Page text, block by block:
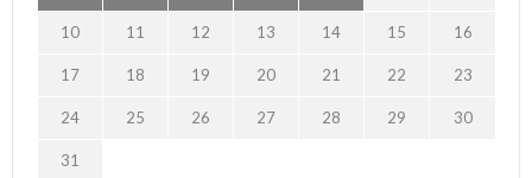
10 11 12 13 14 15 16
17 18 19 20 21 22 23
24 25 26 27 28 29 30
31